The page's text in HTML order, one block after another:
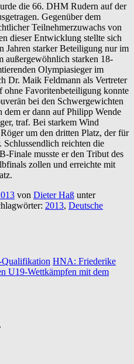
die 66. DHM Rudern auf der
Gegenüber dem
Teilnehmerzuwachs von
dieser Entwicklung stellte sich
Jahren starker Beteiligung nur im
außergewöhnlich starken 18-
Olympiasieger im
Dr. Maik Feldmann als Vertreter
Favoritenbeteiligung konnte
bei den Schwergewichten
er dann auf Philipp Wende
traf. Bei starkem Wind
um den dritten Platz, der für
reichten die
Finale musste er den Tribut des
zollen und erreichte mit
von Dieter Haß unter
2013, Deutsche
HNA: Friederike
U19-Wettkämpfen mit dem